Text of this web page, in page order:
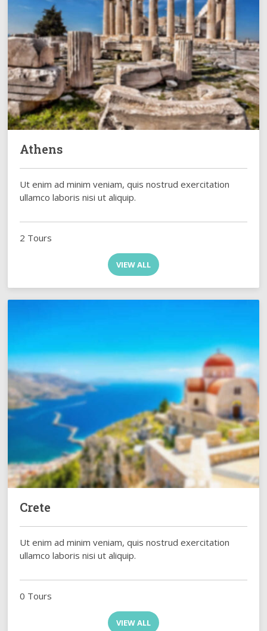
Athens
Ut enim ad minim veniam, quis nostrud exercitation
ullamco laboris nisi ut aliquip.
2 Tours
VIEW ALL
Crete
Ut enim ad minim veniam, quis nostrud exercitation
ullamco laboris nisi ut aliquip.
0 Tours
VIEW ALL